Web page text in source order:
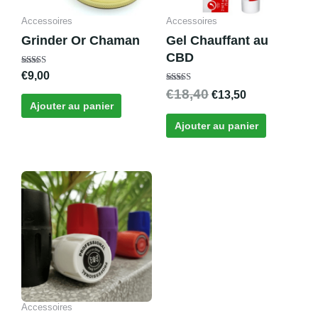
Accessoires
Grinder Or Chaman
Note
5.00
€9,00
Ajouter au panier
Accessoires
Gel Chauffant au
CBD
Note
4.67
€18,40 €13,50
Ajouter au panier
Accessoires